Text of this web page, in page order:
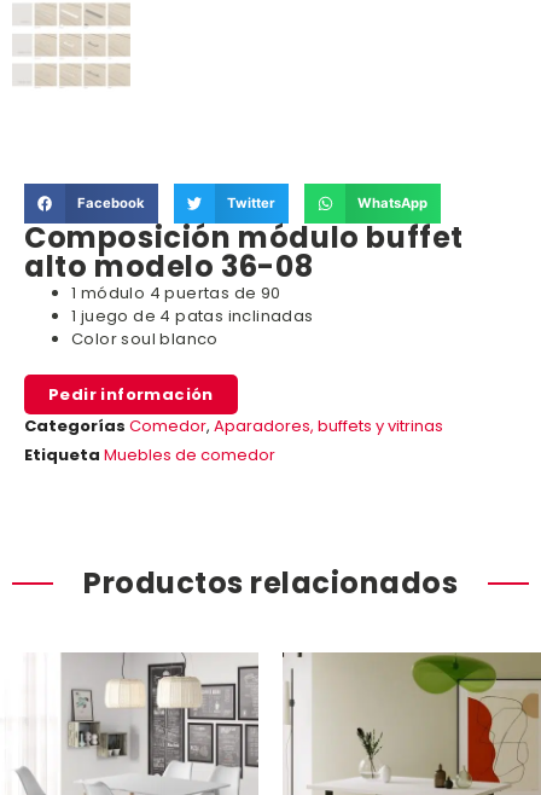
Facebook Twitter WhatsApp
Composición módulo buffet
alto modelo 36-08
1 módulo 4 puertas de 90
1 juego de 4 patas inclinadas
Color soul blanco
Pedir información
Categorías Comedor, Aparadores, buffets y vitrinas
Etiqueta Muebles de comedor
Productos relacionados